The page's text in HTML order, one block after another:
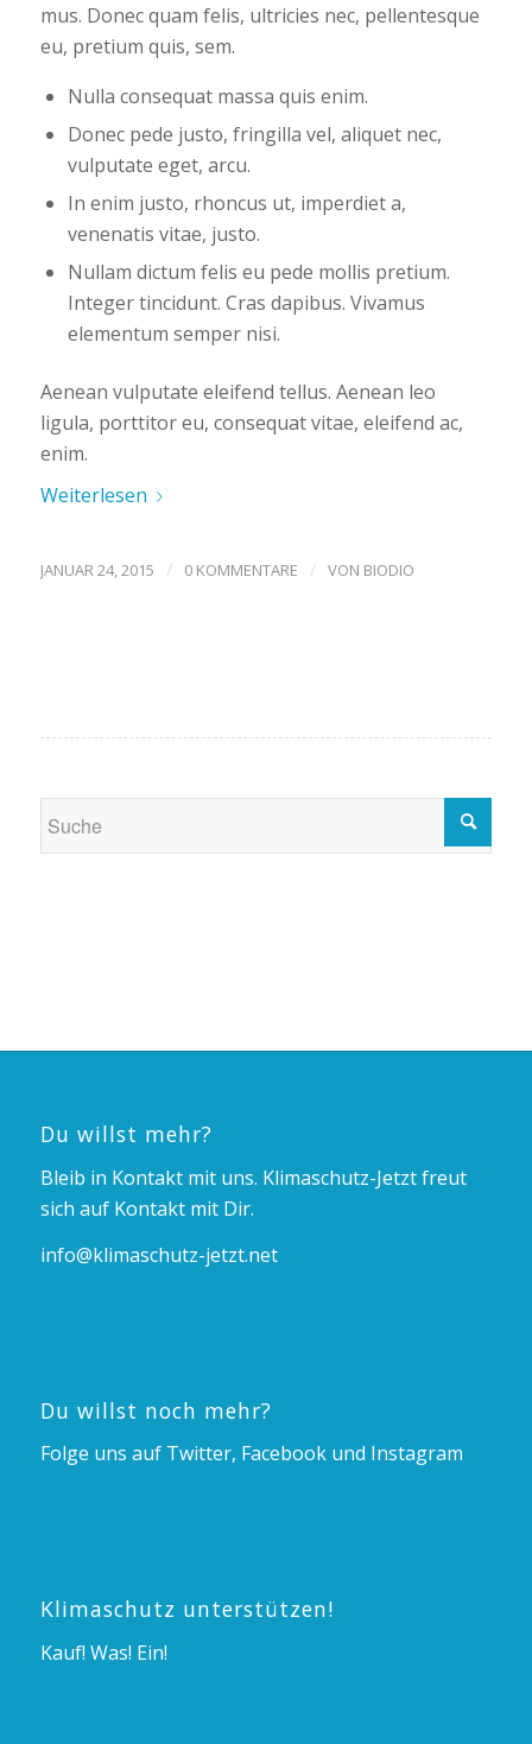
mus. Donec quam felis, ultricies nec, pellentesque
eu, pretium quis, sem.
Nulla consequat massa quis enim.
Donec pede justo, fringilla vel, aliquet nec,
vulputate eget, arcu.
In enim justo, rhoncus ut, imperdiet a,
venenatis vitae, justo.
Nullam dictum felis eu pede mollis pretium.
Integer tincidunt. Cras dapibus. Vivamus
elementum semper nisi.
Aenean vulputate eleifend tellus. Aenean leo
ligula, porttitor eu, consequat vitae, eleifend ac,
enim.
Weiterlesen
JANUAR 24, 2015 / 0 KOMMENTARE / VON BIODIO
Du willst mehr?
Bleib in Kontakt mit uns. Klimaschutz-Jetzt freut
sich auf Kontakt mit Dir.
info@klimaschutz-jetzt.net
Du willst noch mehr?
Folge uns auf Twitter, Facebook und Instagram
Klimaschutz unterstützen!
Kauf! Was! Ein!